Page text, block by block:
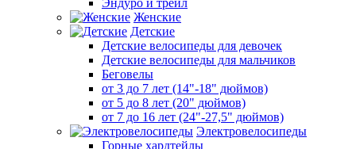
Эндуро и трейл
Женские
Детские
Детские велосипеды для девочек
Детские велосипеды для мальчиков
Беговелы
от 3 до 7 лет (14"-18" дюймов)
от 5 до 8 лет (20" дюймов)
от 7 до 16 лет (24"-27,5" дюймов)
Электровелосипеды
Горные хардтейлы